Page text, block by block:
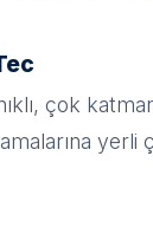
çok
yerli